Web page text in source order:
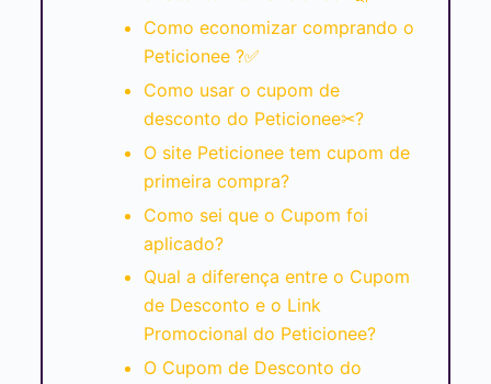
Como economizar comprando o
Peticionee ?✅
Como usar o cupom de
desconto do Peticionee✂?
O site Peticionee tem cupom de
primeira compra?
Como sei que o Cupom foi
aplicado?
Qual a diferença entre o Cupom
de Desconto e o Link
Promocional do Peticionee?
O Cupom de Desconto do